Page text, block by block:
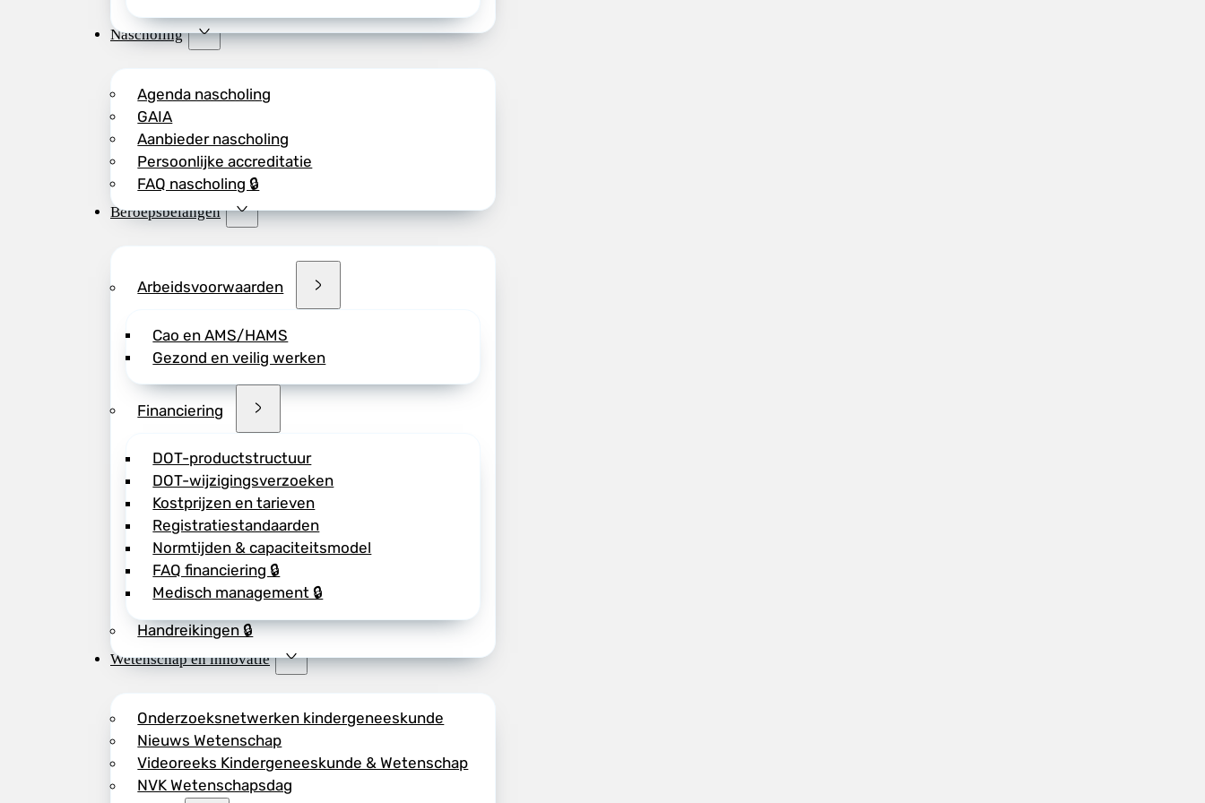
Nascholing
Agenda nascholing
GAIA
Aanbieder nascholing
Persoonlijke accreditatie
FAQ nascholing 🔒
Beroepsbelangen
Arbeidsvoorwaarden
Cao en AMS/HAMS
Gezond en veilig werken
Financiering
DOT-productstructuur
DOT-wijzigingsverzoeken
Kostprijzen en tarieven
Registratiestandaarden
Normtijden & capaciteitsmodel
FAQ financiering 🔒
Medisch management 🔒
Handreikingen 🔒
Wetenschap en innovatie
Onderzoeksnetwerken kindergeneeskunde
Nieuws Wetenschap
Videoreeks Kindergeneeskunde & Wetenschap
NVK Wetenschapsdag